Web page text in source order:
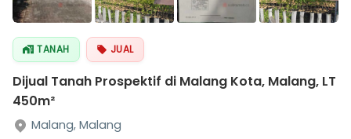
TANAH JUAL
Dijual Tanah Prospektif di Malang Kota, Malang, LT
450m²
Malang, Malang